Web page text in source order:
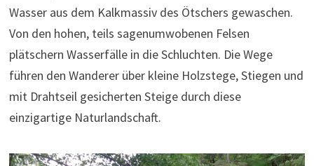
Wasser aus dem Kalkmassiv des Ötschers gewaschen.
Von den hohen, teils sagenumwobenen Felsen
plätschern Wasserfälle in die Schluchten. Die Wege
führen den Wanderer über kleine Holzstege, Stiegen und
mit Drahtseil gesicherten Steige durch diese
einzigartige Naturlandschaft.